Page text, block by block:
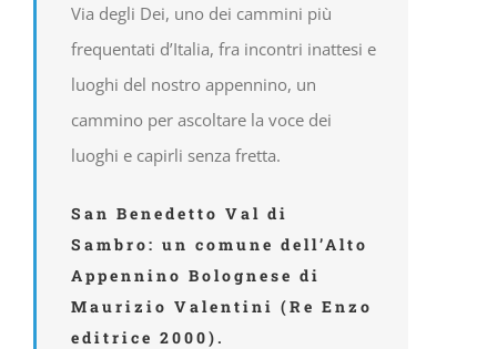
Via degli Dei, uno dei cammini più
frequentati d’Italia, fra incontri inattesi e
luoghi del nostro appennino, un
cammino per ascoltare la voce dei
luoghi e capirli senza fretta.
San Benedetto Val di
Sambro: un comune dell’Alto
Appennino Bolognese di
Maurizio Valentini (Re Enzo
editrice 2000).